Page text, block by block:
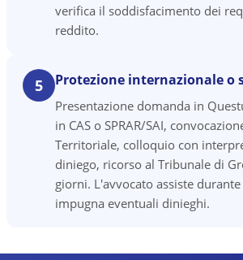
verifica il soddisfacimento dei
reddito.
5 Protezione internazionale o
Presentazione domanda in
in CAS o SPRAR/SAI,
Territoriale, colloquio con
diniego, ricorso al Tribunale di
giorni. L'avvocato assiste
impugna eventuali dinieghi.